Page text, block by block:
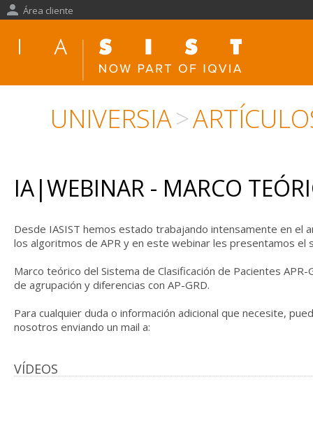
Área cliente
UNIVERSIA>
IA|WEBINAR - MARCO
Desde IASIST hemos estado trabajando intensamente en el
los algoritmos de APR y en este webinar les presentamos el
Marco teórico del Sistema de Clasificación de Pacientes
de agrupación y diferencias con AP-GRD.
Para cualquier duda o información adicional que necesite,
nosotros enviando un mail a:
VÍDEOS